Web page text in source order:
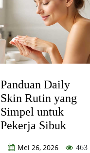
Panduan Daily
Skin Rutin yang
Simpel untuk
Pekerja Sibuk
Mei 26, 2026 463